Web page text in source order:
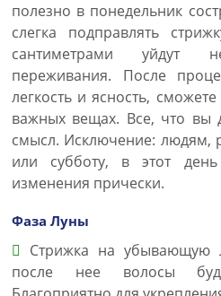
полезно в понедельник
слегка подправлять
сантиметрами уйдут
переживания. После
легкость и ясность,
важных вещах. Все, что вы
смысл. Исключение: людям,
или субботу, в этот
изменения прически.
Фаза Луны
Стрижка на убывающую
после нее волосы